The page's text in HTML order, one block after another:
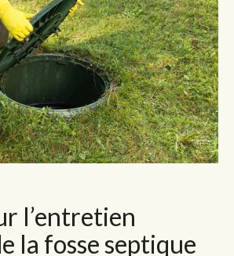
l’entretien
la fosse septique